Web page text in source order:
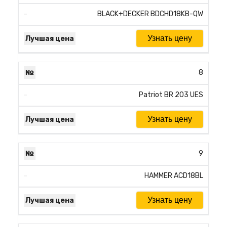
BLACK+DECKER BDCHD18KB-QW
Узнать цену
8
Patriot BR 203 UES
Узнать цену
9
HAMMER ACD18BL
Узнать цену